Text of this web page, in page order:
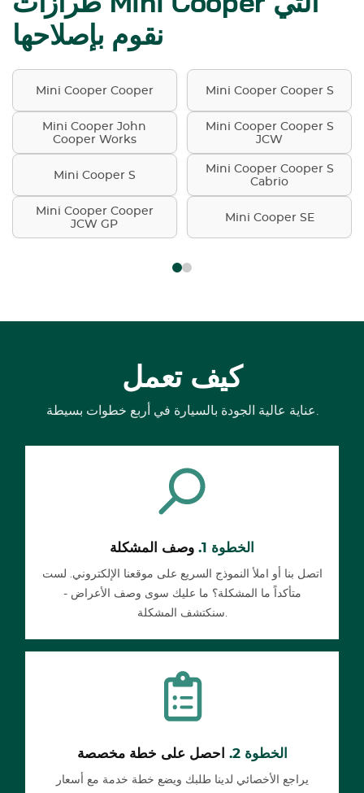
نقوم بإصلاحها
Mini Cooper Cooper Mini Cooper Cooper S
Mini Cooper John
Cooper Works
Mini Cooper Cooper S
JCW
Mini Cooper S
Mini Cooper Cooper S
Cabrio
Mini Cooper Cooper
JCW GP
Mini Cooper SE
كيف تعمل
عناية عالية الجودة بالسيارة في أربع خطوات بسيطة.
الخطوة 1. وصف المشكلة
اتصل بنا أو املأ النموذج السريع على موقعنا الإلكتروني. لست
متأكداً ما المشكلة؟ ما عليك سوى وصف الأعراض -
سنكتشف المشكلة.
الخطوة 2. احصل على خطة مخصصة
يراجع الأخصائي لدينا طلبك ويضع خطة خدمة مع أسعار